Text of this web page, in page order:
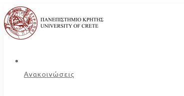
Ανακοινώσεις